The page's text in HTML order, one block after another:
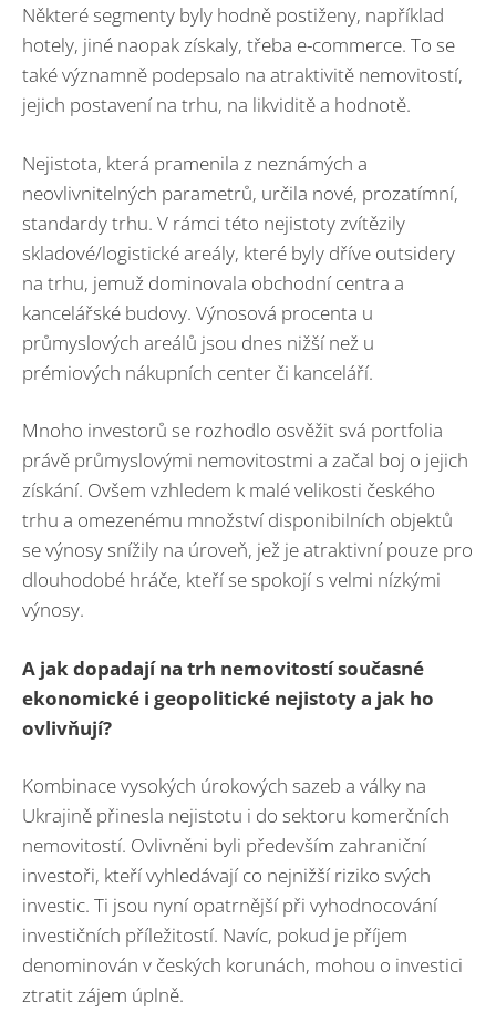
Některé segmenty byly hodně postiženy, například
hotely, jiné naopak získaly, třeba e-commerce. To se
také významně podepsalo na atraktivitě nemovitostí,
jejich postavení na trhu, na likviditě a hodnotě.
Nejistota, která pramenila z neznámých a
neovlivnitelných parametrů, určila nové, prozatímní,
standardy trhu. V rámci této nejistoty zvítězily
skladové/logistické areály, které byly dříve outsidery
na trhu, jemuž dominovala obchodní centra a
kancelářské budovy. Výnosová procenta u
průmyslových areálů jsou dnes nižší než u
prémiových nákupních center či kanceláří.
Mnoho investorů se rozhodlo osvěžit svá portfolia
právě průmyslovými nemovitostmi a začal boj o jejich
získání. Ovšem vzhledem k malé velikosti českého
trhu a omezenému množství disponibilních objektů
se výnosy snížily na úroveň, jež je atraktivní pouze pro
dlouhodobé hráče, kteří se spokojí s velmi nízkými
výnosy.
A jak dopadají na trh nemovitostí současné
ekonomické i geopolitické nejistoty a jak ho
ovlivňují?
Kombinace vysokých úrokových sazeb a války na
Ukrajině přinesla nejistotu i do sektoru komerčních
nemovitostí. Ovlivněni byli především zahraniční
investoři, kteří vyhledávají co nejnižší riziko svých
investic. Ti jsou nyní opatrnější při vyhodnocování
investičních příležitostí. Navíc, pokud je příjem
denominován v českých korunách, mohou o investici
ztratit zájem úplně.